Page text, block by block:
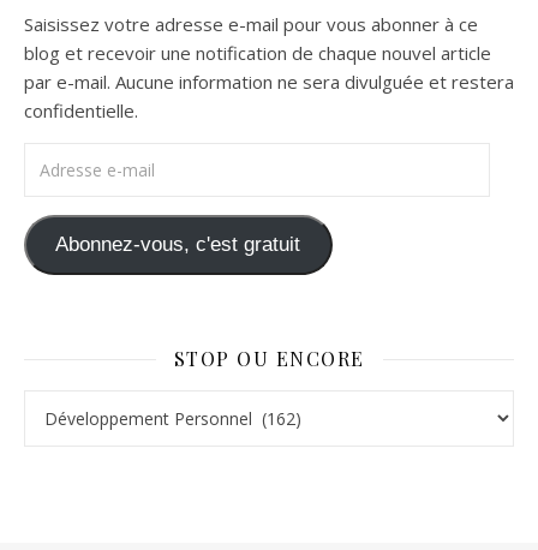
Saisissez votre adresse e-mail pour vous abonner à ce
blog et recevoir une notification de chaque nouvel article
par e-mail. Aucune information ne sera divulguée et restera
confidentielle.
Abonnez-vous, c'est gratuit
STOP OU ENCORE